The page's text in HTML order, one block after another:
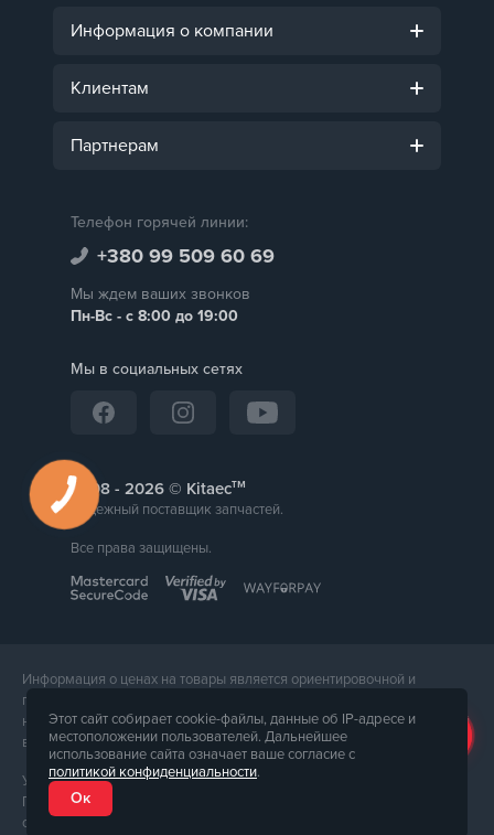
Информация о компании
Клиентам
Партнерам
Телефон горячей линии:
+380 99 509 60 69
Мы ждем ваших звонков
Пн-Вс - с 8:00 до 19:00
Мы в социальных сетях
2008 - © Kitaecтм
Надежный поставщик запчастей.
Все права защищены.
Информация о ценах на товары является ориентировочной и
предоставляется для справки. Точная стоимость товара будет
названа менеджером магазина при подтверждении заказа. Внешний
вид и комплектация товара может отличаться от его фотографии.
Услуги предоставляет ФЛП Тюпа Петр Павлович, ИПН 2770105454.
Политика конфиденциальности доступна по
оферта доступна по
Этот сайт собирает cookie-файлы, данные об IP-адресе и
местоположении пользователей. Дальнейшее
использование сайта означает ваше согласие с
политикой конфиденциальности.
Ок